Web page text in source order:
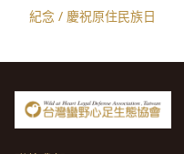
紀念 / 慶祝原住民族日